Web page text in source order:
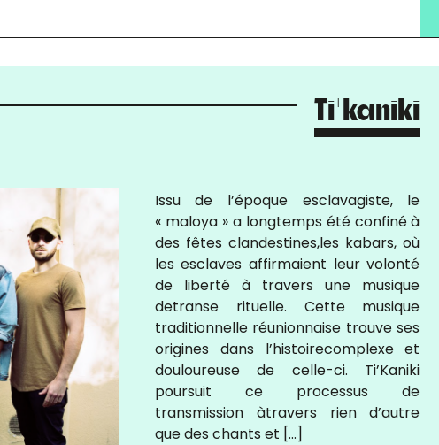
Ti'kaniki
Issu de l’époque esclavagiste, le
« maloya » a longtemps été confiné à
des fêtes clandestines,les kabars, où
les esclaves affirmaient leur volonté
de liberté à travers une musique
detranse rituelle. Cette musique
traditionnelle réunionnaise trouve ses
origines dans l’histoirecomplexe et
douloureuse de celle-ci. Ti’Kaniki
poursuit ce processus de
transmission àtravers rien d’autre
que des chants et […]